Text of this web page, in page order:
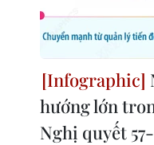
hướng lớn
Nghị quyết